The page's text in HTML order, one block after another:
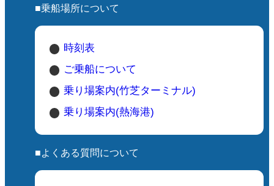
■乗船場所について
時刻表
ご乗船について
乗り場案内(竹芝ターミナル)
乗り場案内(熱海港)
■よくある質問について